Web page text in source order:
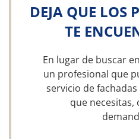
DEJA QUE LOS
TE
En lugar de buscar
un profesional que
servicio de
que necesitas,